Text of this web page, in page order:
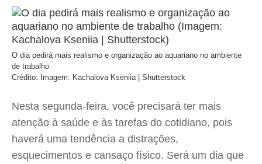
O dia pedirá mais realismo e organização ao aquariano no ambiente
de trabalho
Crédito: Imagem: Kachalova Kseniia | Shutterstock
Nesta segunda-feira, você precisará ter mais
atenção à saúde e às tarefas do cotidiano, pois
haverá uma tendência a distrações,
esquecimentos e cansaço físico. Será um dia que